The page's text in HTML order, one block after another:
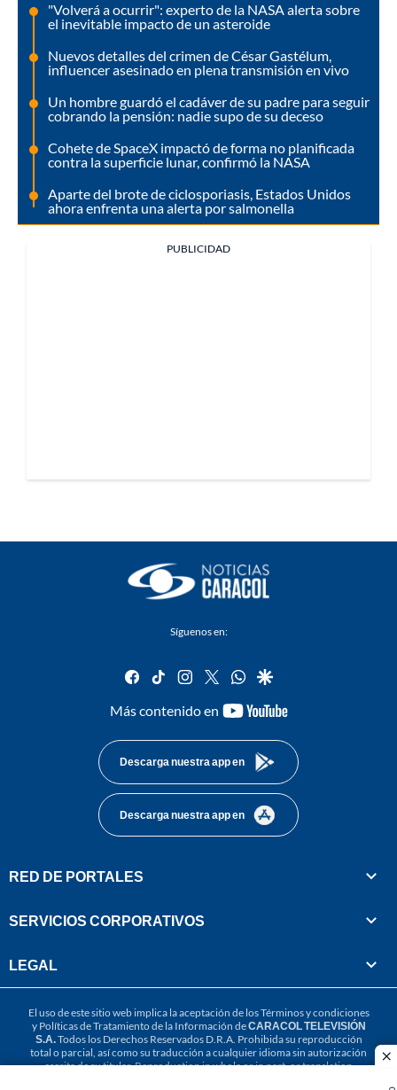
"Volverá a ocurrir": experto de la NASA alerta sobre
el inevitable impacto de un asteroide
Nuevos detalles del crimen de César Gastélum,
influencer asesinado en plena transmisión en vivo
Un hombre guardó el cadáver de su padre para seguir
cobrando la pensión: nadie supo de su deceso
Cohete de SpaceX impactó de forma no planificada
contra la superficie lunar, confirmó la NASA
Aparte del brote de ciclosporiasis, Estados Unidos
ahora enfrenta una alerta por salmonella
PUBLICIDAD
Síguenos en:
facebook
tiktok instagram
twitterwhatsapp
google
Más contenido en
youtube-
Descarga nuestra app en
Descarga nuestra app en
RED DE PORTALES
SERVICIOS CORPORATIVOS
LEGAL
El uso de este sitio web implica la aceptación de losTérminos y condiciones
y Políticas de Tratamiento de la Información deCARACOL TELEVISIÓN
S.A.Todos los Derechos Reservados D.R.A. Prohibida su reproducción
total o parcial, así como su traducción a cualquier idioma sin autorización
escrita de su titular. Reproduction in whole or in part, or translation